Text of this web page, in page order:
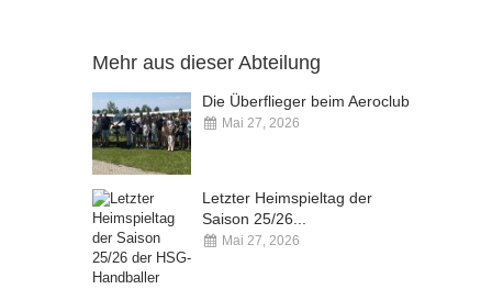
Mehr aus dieser Abteilung
Die Überflieger beim Aeroclub
Mai 27, 2026
Letzter Heimspieltag der
Saison 25/26...
Mai 27, 2026